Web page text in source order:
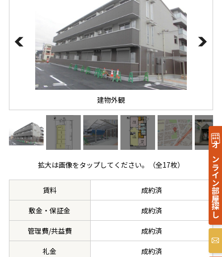
建物外観
拡大は画像をタップしてください。（全17枚）
賃料 成約済
敷金・保証金 成約済
管理費/共益費 成約済
礼金 成約済
オンライン部屋探し